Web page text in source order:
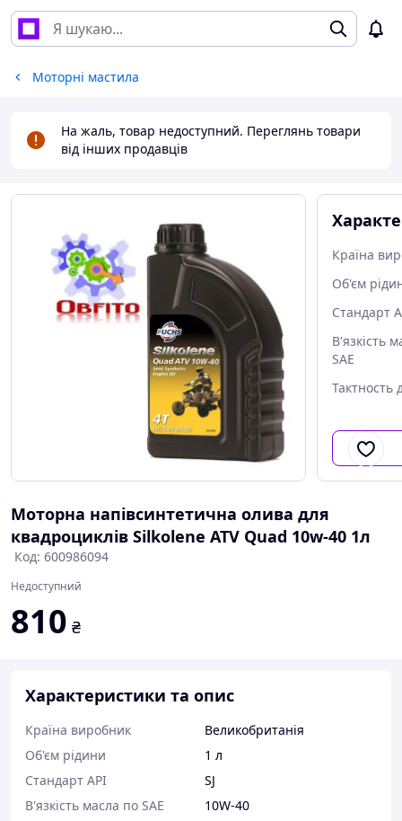
Моторні мастила
На жаль, товар недоступний. Переглянь товари
від інших продавців
Країна
Об'єм
Стандарт
В'язкість
SAE
Тактность
Моторна напівсинтетична олива для
квадроциклів Silkolene ATV Quad 10w-40 1л
Код: 600986094
Недоступний
810 ₴
Характеристики та опис
Країна виробник
Великобританія
Об'єм рідини
1 л
Стандарт API
SJ
В'язкість масла по SAE
10W-40